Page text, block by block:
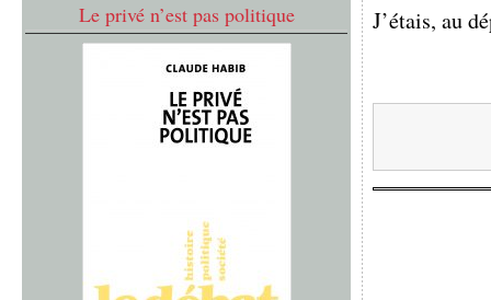
Le privé n’est pas politique
J’étais, au